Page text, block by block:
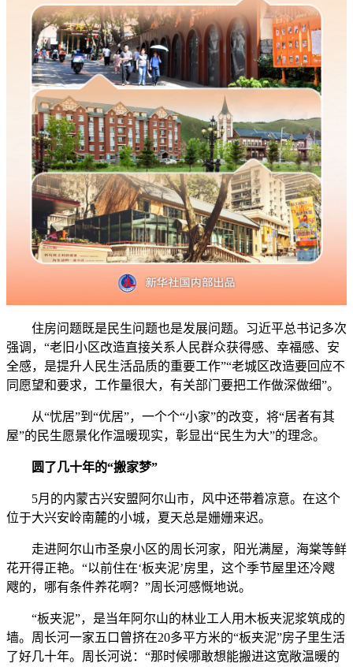
住房问题既是民生问题也是发展问题。习近平总书记多次
强调，“老旧小区改造直接关系人民群众获得感、幸福感、安
全感，是提升人民生活品质的重要工作”“老城区改造要回应不
同愿望和要求，工作量很大，有关部门要把工作做深做细”。
从“忧居”到“优居”，一个个“小家”的改变，将“居者有其
屋”的民生愿景化作温暖现实，彰显出“民生为大”的理念。
圆了几十年的“搬家梦”
5月的内蒙古兴安盟阿尔山市，风中还带着凉意。在这个
位于大兴安岭南麓的小城，夏天总是姗姗来迟。
走进阿尔山市圣泉小区的周长河家，阳光满屋，海棠等鲜
花开得正艳。“以前住在‘板夹泥’房里，这个季节屋里还冷飕
飕的，哪有条件养花啊？”周长河感慨地说。
“板夹泥”，是当年阿尔山的林业工人用木板夹泥浆筑成的
墙。周长河一家五口曾挤在20多平方米的“板夹泥”房子里生活
了好几十年。周长河说：“那时候哪敢想能搬进这宽敞温暖的